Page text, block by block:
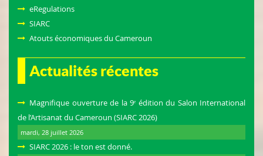
eRegulations
SIARC
Atouts économiques du Cameroun
Actualités récentes
Magnifique ouverture de la 9ᵉ édition du Salon International
de l’Artisanat du Cameroun (SIARC 2026)
mardi, 28 juillet 2026
SIARC 2026 : le ton est donné.